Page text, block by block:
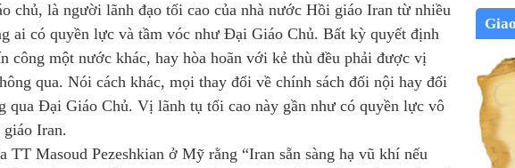
chủ, là người lãnh đạo tối cao của nhà nước Hồi giáo Iran từ nhiều
ai có quyền lực và tầm vóc như Đại Giáo Chủ. Bất kỳ quyết định
công một nước khác, hay hòa hoãn với kẻ thù đều phải được vị
qua. Nói cách khác, mọi thay đổi về chính sách đối nội hay đối
qua Đại Giáo Chủ. Vị lãnh tụ tối cao này gần như có quyền lực vô
Iran.
TT Masoud Pezeshkian ở Mỹ rằng “Iran sẵn sàng hạ vũ khí nếu